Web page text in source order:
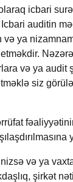
icbari
auditin
ya
və ya
siz
və ya
şirkət